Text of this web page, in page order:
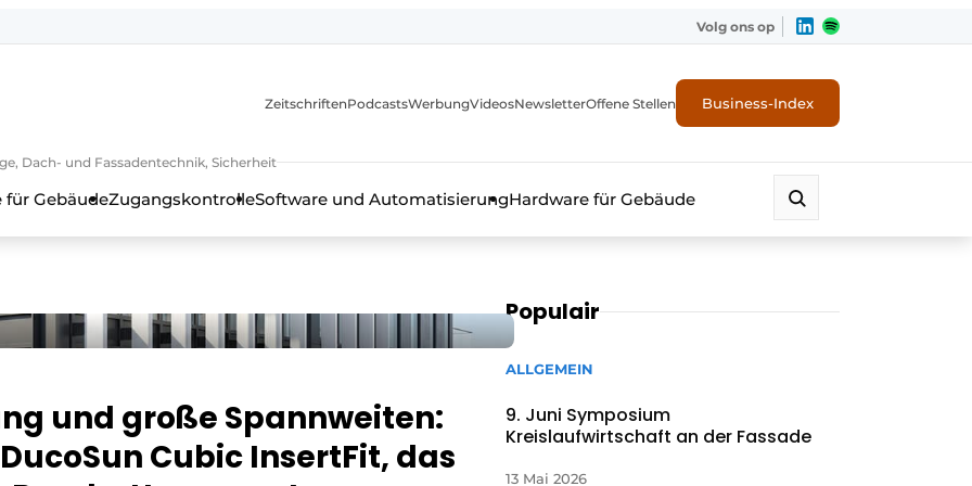
Beschläge, Dach- und Fassadentechnik, Sicherheit
- 20 Jahre Profil
Volg ons op
Dach- und Fassadentechnik, Sicherheit
ZeitschriftenPodcastsWerbungVideosNewsletterOffene Stellen Business-Index
für GebäudeZugangskontrolleSoftware und AutomatisierungHardware für Gebäude
und große Spannweiten:
Cubic InsertFit, das
Populair
ALLGEMEIN
9. Juni Symposium
Kreislaufwirtschaft an der Fassade
13 Mai 2026